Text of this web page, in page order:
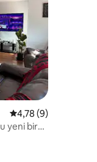
5 üzerinden
4,78 (9)
yeni bir